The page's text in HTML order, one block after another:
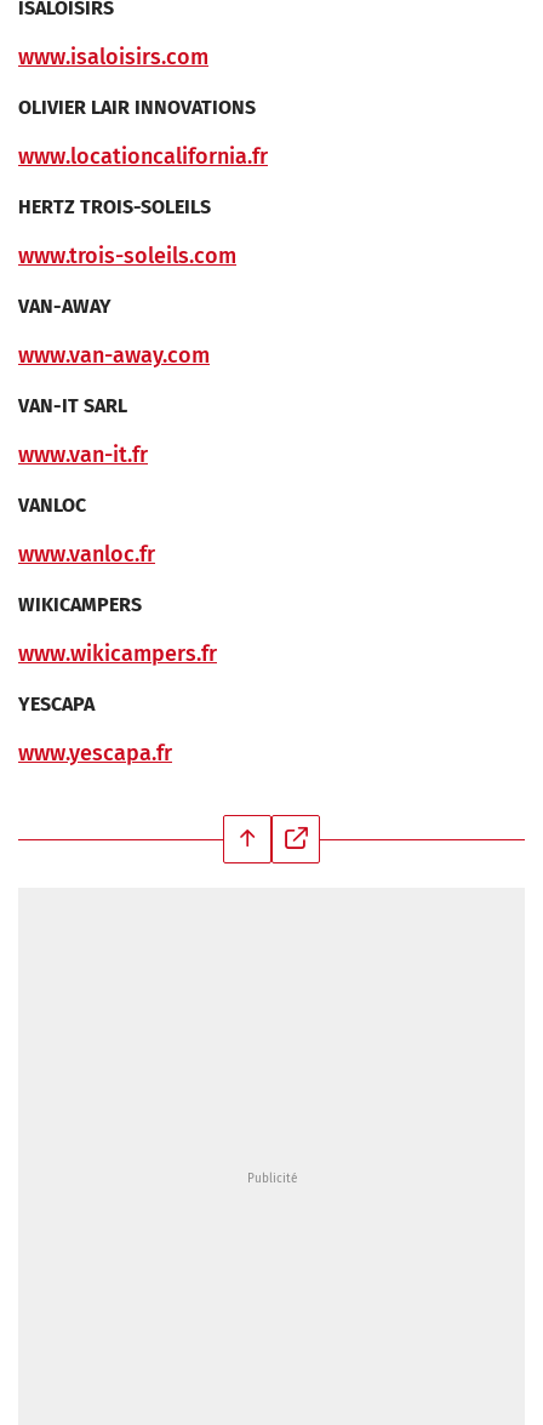
ISALOISIRS
www.isaloisirs.com
OLIVIER LAIR INNOVATIONS
www.locationcalifornia.fr
HERTZ TROIS-SOLEILS
www.trois-soleils.com
VAN-AWAY
www.van-away.com
VAN-IT SARL
www.van-it.fr
VANLOC
www.vanloc.fr
WIKICAMPERS
www.wikicampers.fr
YESCAPA
www.yescapa.fr